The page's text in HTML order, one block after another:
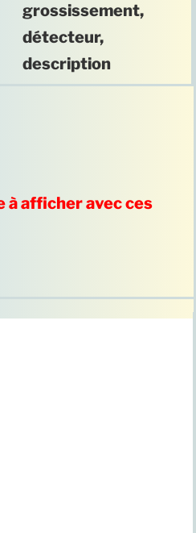
grossissement,
détecteur,
description
à afficher avec ces